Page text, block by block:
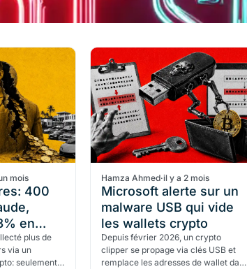
mois
400
en
plus de
via un
seulement
Hamza Ahmed·il y a 2 mois
Microsoft alerte sur un
malware USB qui vide
les wallets crypto
Depuis février 2026, un crypto
clipper se propage via clés USB et
remplace les adresses de wallet dans